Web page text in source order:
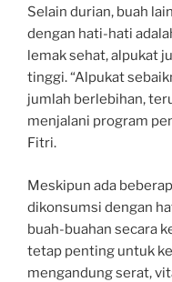
Selain durian, buah
dengan hati-hati
lemak sehat, alpukat
tinggi. “Alpukat
jumlah berlebihan,
menjalani program
Fitri.
Meskipun ada
dikonsumsi dengan
buah-buahan secara
tetap penting untuk
mengandung serat,